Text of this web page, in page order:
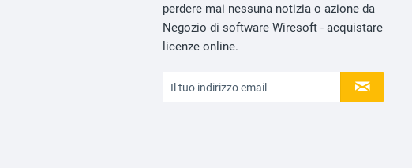
perdere mai nessuna notizia o azione da
Negozio di software Wiresoft - acquistare
licenze online.